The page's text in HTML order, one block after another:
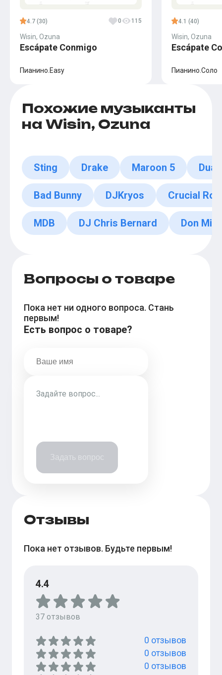
4.7 (30) 0 115
Wisin, Ozuna
Escápate Conmigo
Пианино.Easy
4.1 (40)
Wisin, Ozuna
Escápate
Пианино.Соло
Похожие музыканты
на Wisin, Ozuna
Sting Drake Maroon 5 Dua
Bad Bunny DJKryos Crucial
MDB DJ Chris Bernard Don
Вопросы о товаре
Пока нет ни одного вопроса. Стань
первым!
Есть вопрос о товаре?
Задать вопрос
Отзывы
Пока нет отзывов. Будьте первым!
4.4
37 отзывов
0 отзывов
0 отзывов
0 отзывов